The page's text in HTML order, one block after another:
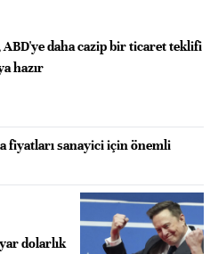
daha cazip bir ticaret teklifi
hazır
fiyatları sanayici için önemli
dolarlık